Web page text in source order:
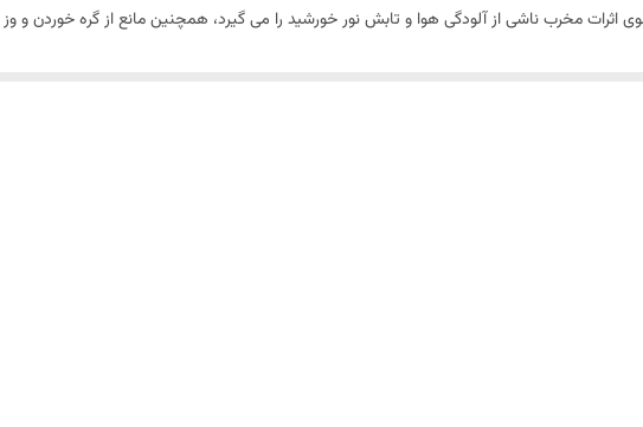
مخرب ناشی از آلودگی هوا و تابش نور خورشید را می گیرد، همچنین مانع از گره خوردن